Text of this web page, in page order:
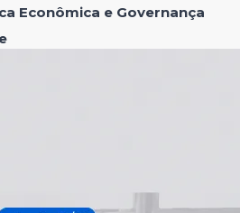
Econômica e Governança